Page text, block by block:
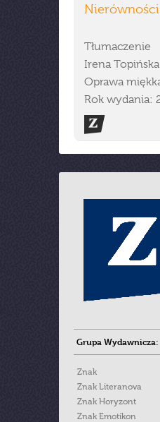
Tłumaczenie
Irena Topińska
Oprawa
Rok wydania:
Grupa Wydawnicza:
Znak
Znak Literanova
Znak Horyzont
Znak Emotikon